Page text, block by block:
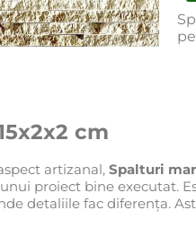
cm
artizanal, Spalturi
proiect bine executat.
detaliile fac diferența.